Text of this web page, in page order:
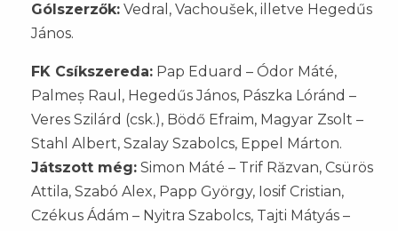
Gólszerzők: Vedral, Vachoušek, illetve Hegedűs
János.
FK Csíkszereda: Pap Eduard – Ódor Máté,
Palmeș Raul, Hegedűs János, Pászka Lóránd –
Veres Szilárd (csk.), Bödő Efraim, Magyar Zsolt –
Stahl Albert, Szalay Szabolcs, Eppel Márton.
Játszott még: Simon Máté – Trif Răzvan, Csürös
Attila, Szabó Alex, Papp György, Iosif Cristian,
Czékus Ádám – Nyitra Szabolcs, Tajti Mátyás –